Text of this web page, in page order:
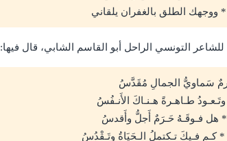
الطلق بالغفران يلقاني
التونسي الراحل أبو القاسم الشابي، قال فيها:
سَماويُّ الجمالِ مُقَدَّسُ
طـاهـرةً هـنـاكَ الأَنـفُسُ
* هل فـوقَـهُ حَـرَمٌ أَجلُّ وأَقدسُ
كـم فـيكَ تـكتملُ الـحَيَاةُ وتَـقْدُسُ